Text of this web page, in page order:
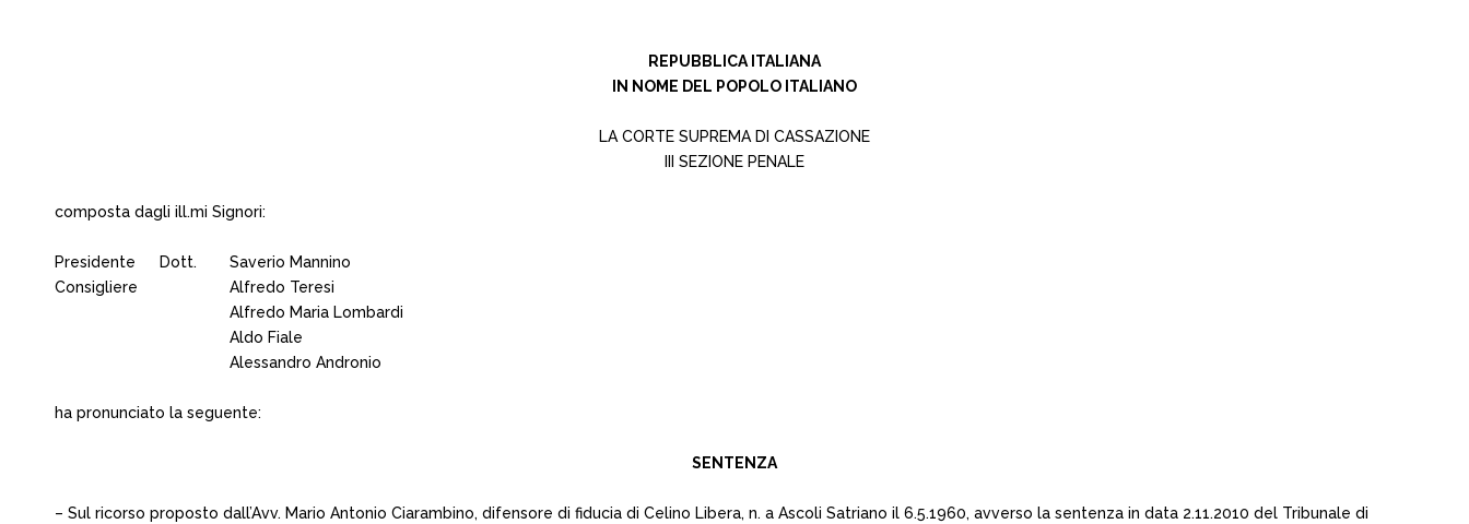
REPUBBLICA ITALIANA
IN NOME DEL POPOLO ITALIANO
LA CORTE SUPREMA DI CASSAZIONE
III SEZIONE PENALE
composta dagli ill.mi Signori:
Presidente Dott.
Saverio Mannino
Consigliere
Alfredo Teresi
Alfredo Maria Lombardi
Aldo Fiale
Alessandro Andronio
ha pronunciato la seguente:
SENTENZA
– Sul ricorso proposto dall’Avv. Mario Antonio Ciarambino, difensore di fiducia di Celino Libera, n. a Ascoli Satriano il 6.5.1960, avverso la sentenza in data 2.11.2010 del Tribunale di